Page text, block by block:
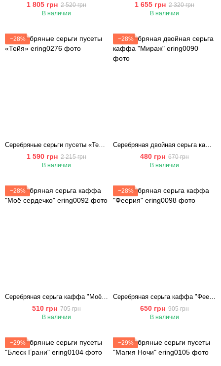
1 805 грн 2 520 грн
В наличии
1 655 грн 2 320 грн
В наличии
−28%
Серебряные серьги пусеты «Тейя»
1 590 грн 2 215 грн
В наличии
−28%
Серебряная двойная серьга каффа "Мираж"
480 грн 670 грн
В наличии
−28%
Серебряная серьга каффа "Моё сердечко"
510 грн 705 грн
В наличии
−28%
Серебряная серьга каффа "Феерия"
650 грн 905 грн
В наличии
−29% −29%